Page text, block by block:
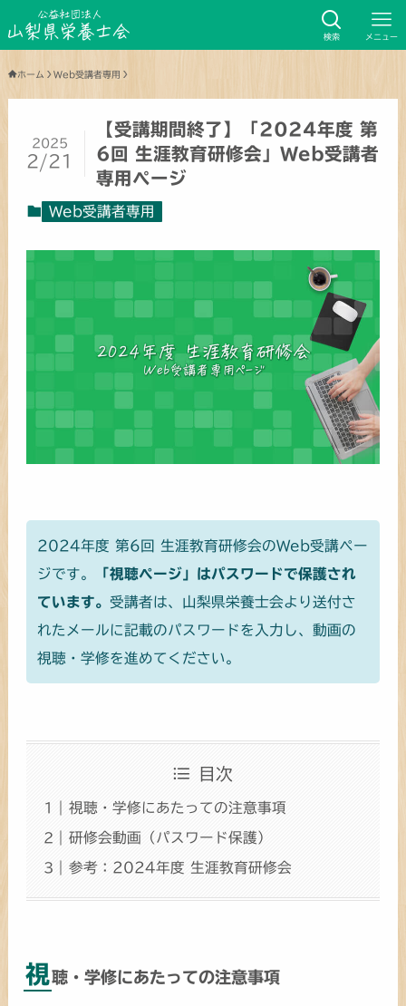
検索 メニュー
ホーム Web受講者専用
【受講期間終了】「2024年度 第
6回 生涯教育研修会」Web受講者
専用ページ
2025
2/21
Web受講者専用
2024年度 第6回 生涯教育研修会のWeb受講ペー
ジです。
「視聴ページ」はパスワードで保護され
ています。 受講者は、山梨県栄養士会より送付さ
れたメールに記載のパスワードを入力し、動画の
視聴・学修を進めてください。
目次
視聴・学修にあたっての注意事項
研修会動画（パスワード保護）
参考：2024年度 生涯教育研修会
視聴・学修にあたっての注意事項